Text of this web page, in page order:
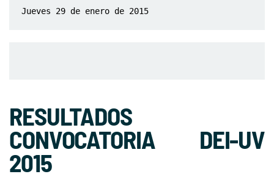
Jueves 29 de enero de 2015
RESULTADOS
CONVOCATORIA DEI-UV
2015